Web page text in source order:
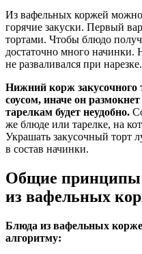
Из вафельных коржей
горячие закуски. Первый
тортами. Чтобы блюдо
достаточно много начинки.
не разваливался при нарезке.
Нижний корж закусочного
соусом, иначе он
тарелкам будет неудобно.
же блюде или тарелке, на
Украшать закусочный торт
в состав начинки.
Общие принципы
из вафельных
Блюда из вафельных
алгоритму: